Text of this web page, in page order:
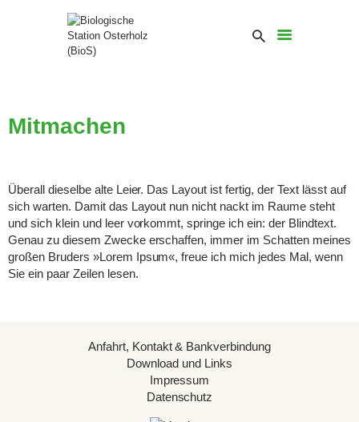
Mitmachen
Überall dieselbe alte Leier. Das Layout ist fertig, der Text lässt auf
sich warten. Damit das Layout nun nicht nackt im Raume steht
und sich klein und leer vorkommt, springe ich ein: der Blindtext.
Genau zu diesem Zwecke erschaffen, immer im Schatten meines
großen Bruders »Lorem Ipsum«, freue ich mich jedes Mal, wenn
Sie ein paar Zeilen lesen.
Anfahrt, Kontakt & Bankverbindung
Download und Links
Impressum
Datenschutz